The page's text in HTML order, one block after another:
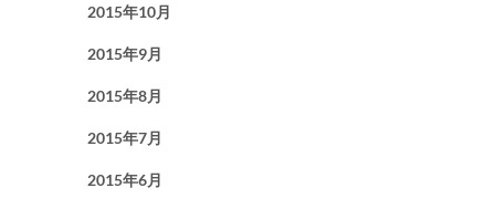
2015年10月
2015年9月
2015年8月
2015年7月
2015年6月